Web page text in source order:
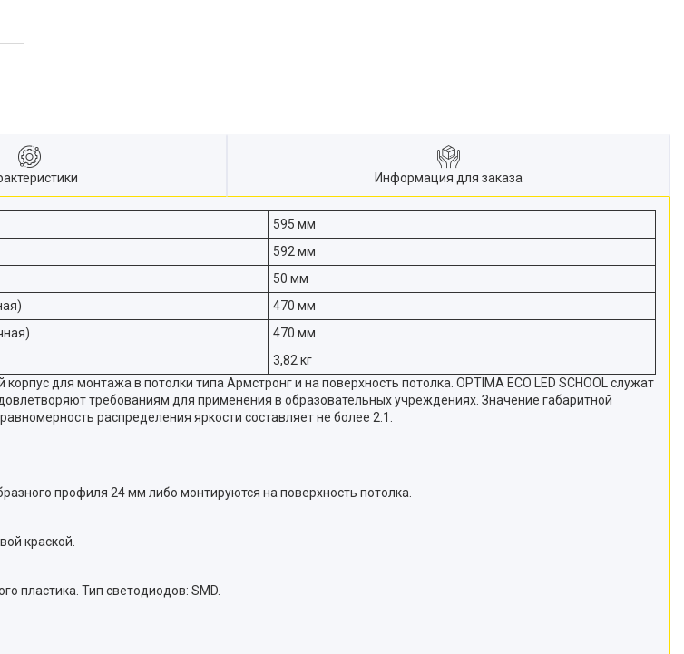
Информация для заказа
595 мм
592 мм
50 мм
470 мм
470 мм
3,82 кг
для монтажа в потолки типа Армстронг и на поверхность потолка. OPTIMA ECO LED SCHOOL служат
требованиям для применения в образовательных учреждениях. Значение габаритной
распределения яркости составляет не более 2:1.
профиля 24 мм либо монтируются на поверхность потолка.
краской.
пластика. Тип светодиодов: SMD.